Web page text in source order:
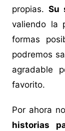
propias. Su
valiendo la
formas
podremos
agradable
favorito.
Por ahora
historias